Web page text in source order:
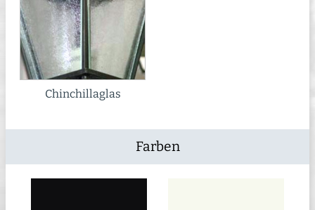
Chinchillaglas
Farben